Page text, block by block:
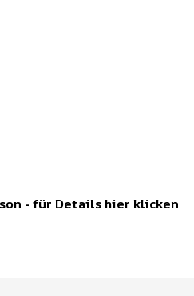
- für Details hier klicken